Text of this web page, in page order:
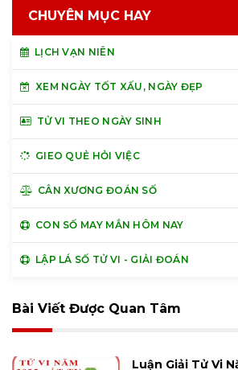
CHUYÊN MỤC HAY
LỊCH VẠN NIÊN
XEM NGÀY TỐT XẤU, NGÀY ĐẸP
TỬ VI THEO NGÀY SINH
GIEO QUẺ HỎI VIỆC
CÂN XƯƠNG ĐOÁN SỐ
CON SỐ MAY MẮN HÔM NAY
LẬP LÁ SỐ TỬ VI - GIẢI ĐOÁN
Bài Viết Được Quan Tâm
Luận Giải Tử Vi